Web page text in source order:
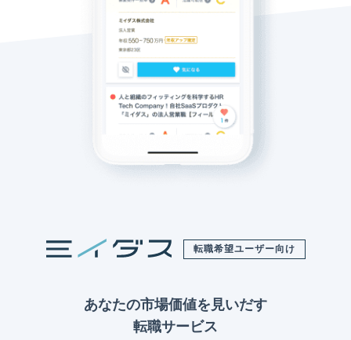
転職希望ユーザー向け
あなたの市場価値を見いだす
転職サービス